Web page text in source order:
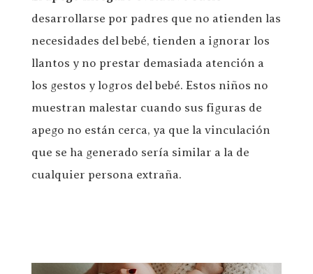
desarrollarse por padres que no atienden las
necesidades del bebé, tienden a ignorar los
llantos y no prestar demasiada atención a
los gestos y logros del bebé. Estos niños no
muestran malestar cuando sus figuras de
apego no están cerca, ya que la vinculación
que se ha generado sería similar a la de
cualquier persona extraña.